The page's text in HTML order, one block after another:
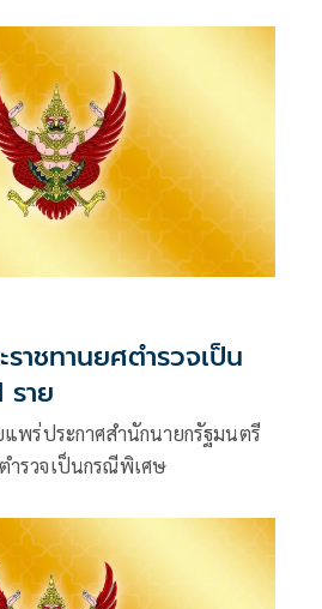
ศิษย์ สืบพระราชศรัทธาในฐานะ
ม
ราชทานยศตำรวจเป็น
าย
แพร่ประกาศสำนักนายกรัฐมนตรี
ำรวจเป็นกรณีพิเศษ